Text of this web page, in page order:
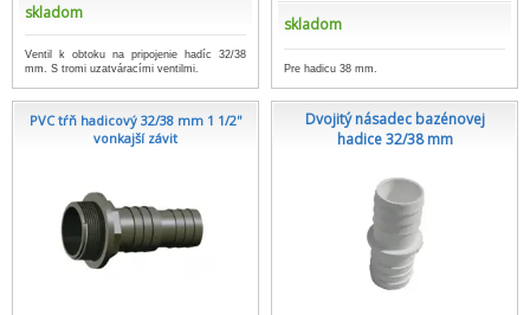
skladom
Ventil k obtoku na pripojenie hadíc 32/38
mm. S tromi uzatváracími ventilmi.
skladom
Pre hadicu 38 mm.
PVC tŕň hadicový 32/38 mm 1 1/2''
vonkajší závit
Dvojitý násadec bazénovej
hadice 32/38 mm